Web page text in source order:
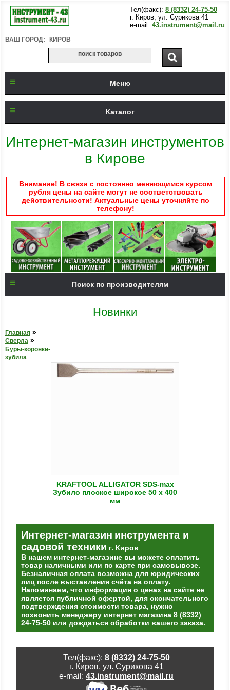
Тел(факс): 8 (8332) 24-75-50
г. Киров, ул. Сурикова 41
e-mail: 43.instrument@mail.ru
ВАШ ГОРОД: КИРОВ
Меню
Каталог
Интернет-магазин инструментов
в Кирове
Внимание! В связи с постоянно меняющимся курсом
рубля цены на сайте могут не соответствовать
действительности! Актуальные цены уточняйте по
телефону!
Поиск по производителям
Новинки
Главная »
Сверла »
Буры-коронки-
зубила
KRAFTOOL ALLIGATOR SDS-max
Зубило плоское широкое 50 х 400
мм
Интернет-магазин инструмента и
садовой техники г. Киров
В нашем интернет-магазине вы можете оплатить
товар наличными или по карте при самовывозе.
Безналичная оплата возможна для юридических
лиц после выставления счёта на оплату.
Напоминаем, что информация о ценах на сайте не
является публичной офертой, для окончательного
подтверждения стоимости товара, нужно
позвонить менеджеру интернет магазина8 (8332)
24-75-50 или дождаться обработки вашего заказа.
Тел(факс): 8 (8332) 24-75-50
г. Киров, ул. Сурикова 41
e-mail: 43.instrument@mail.ru